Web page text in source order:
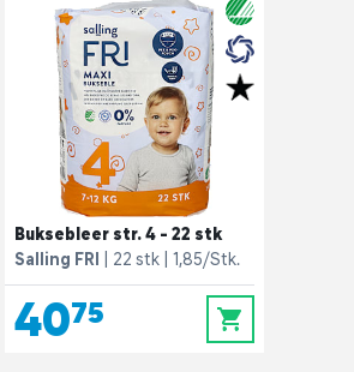
Buksebleer str. 4 - 22 stk
Salling FRI
22 stk 1,85/Stk.
40,75 0